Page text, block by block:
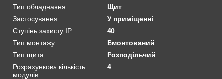
Тип обладнання
Щит
Застосування
У приміщенні
Ступінь захисту IP
40
Тип монтажу
Вмонтований
Тип щита
Розподільчий
Розрахункова кількість
модулів
4